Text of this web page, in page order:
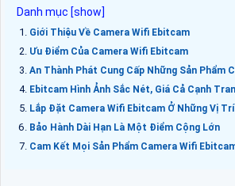
Giới Thiệu Về Camera Wifi Ebitcam
Ưu Điểm Của Camera Wifi Ebitcam
An Thành Phát Cung Cấp Những Sản Phẩm
Ebitcam Hình Ảnh Sắc Nét, Giá Cả Cạnh
Lắp Đặt Camera Wifi Ebitcam Ở Những Vị
Bảo Hành Dài Hạn Là Một Điểm Cộng Lớn
Cam Kết Mọi Sản Phẩm Camera Wifi